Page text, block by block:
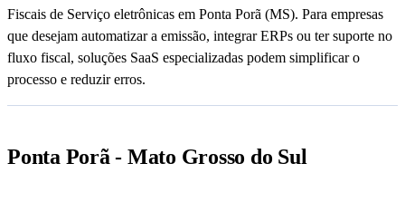
Fiscais de Serviço eletrônicas em Ponta Porã (MS). Para empresas
que desejam automatizar a emissão, integrar ERPs ou ter suporte no
fluxo fiscal, soluções SaaS especializadas podem simplificar o
processo e reduzir erros.
Ponta Porã - Mato Grosso do Sul